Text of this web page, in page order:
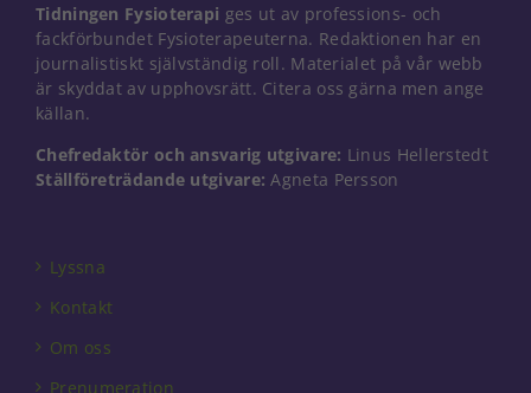
Tidningen Fysioterapi ges ut av professions- och
fackförbundet Fysioterapeuterna. Redaktionen har en
journalistiskt självständig roll. Materialet på vår webb
är skyddat av upphovsrätt. Citera oss gärna men ange
källan.
Chefredaktör och ansvarig utgivare: Linus Hellerstedt
Ställföreträdande utgivare: Agneta Persson
Lyssna
Kontakt
Om oss
Prenumeration
går inte att
välja bort. De
behövs för
att hemsidan
över huvud
fungera.